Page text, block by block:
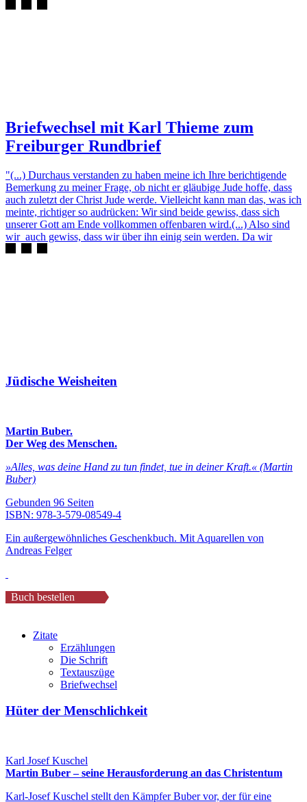
Briefwechsel mit Karl Thieme zum
Freiburger Rundbrief
"(...) Durchaus verstanden zu haben meine ich Ihre berichtigende
Bemerkung zu meiner Frage, ob nicht er gläubige Jude hoffe, dass
auch zuletzt der Christ Jude werde. Vielleicht kann man das, was ich
meinte, richtiger so audrücken: Wir sind beide gewiss, dass sich
unserer Gott am Ende vollkommen offenbaren wird.(...) Also sind
wir auch gewiss, dass wir über ihn einig sein werden. Da wir
Jüdische Weisheiten
Martin Buber.
Der Weg des Menschen.
»Alles, was deine Hand zu tun findet, tue in deiner Kraft.« (Martin
Buber)
Gebunden 96 Seiten
ISBN: 978-3-579-08549-4
Ein außergewöhnliches Geschenkbuch. Mit Aquarellen von
Andreas Felger
Buch bestellen
Zitate
Erzählungen
Die Schrift
Textauszüge
Briefwechsel
Hüter der Menschlichkeit
Karl Josef Kuschel
Martin Buber – seine Herausforderung an das Christentum
Karl-Josef Kuschel stellt den Kämpfer Buber vor, der für eine